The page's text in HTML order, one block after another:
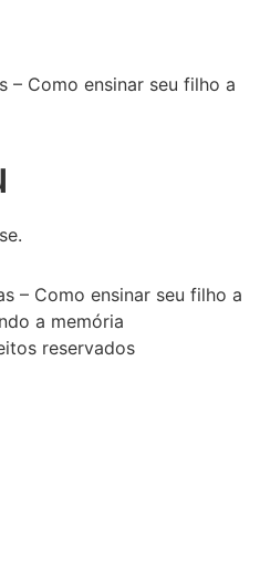
– Como ensinar seu filho a
– Como ensinar seu filho a
a memória
reservados